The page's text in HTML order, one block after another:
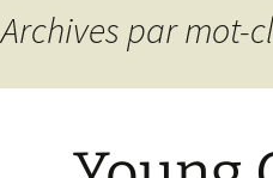
Archives par mot-